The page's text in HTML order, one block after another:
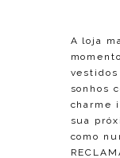
A loja
sonhos
charme
sua
como